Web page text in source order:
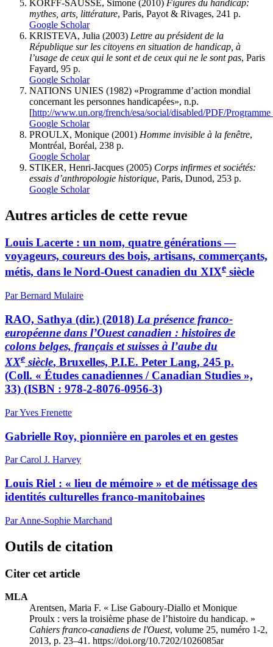
KORFF-SAUSSE, Simone (2010) Figures du handicap:
mythes, arts, littérature, Paris, Payot & Rivages, 241 p.
Google Scholar
KRISTEVA, Julia (2003) Lettre au président de la
République sur les citoyens en situation de handicap, à
l’usage de ceux qui le sont et de ceux qui ne le sont pas, Paris
Fayard, 95 p.
Google Scholar
NATIONS UNIES (1982) «Programme d’action mondial
concernant les personnes handicapées», n.p.
[http://www.un.org/french/esa/social/disabled/PDF/
Google Scholar
PROULX, Monique (2001) Homme invisible à la fenêtre,
Montréal, Boréal, 238 p.
Google Scholar
STIKER, Henri-Jacques (2005) Corps infirmes et sociétés:
essais d’anthropologie historique, Paris, Dunod, 253 p.
Google Scholar
Autres articles de cette revue
Louis Lacerte : un nom, quatre générations —
voyageurs, coureurs des bois, artisans, commerçants,
métis, dans le Nord-Ouest canadien du XIXe siècle
Par Bernard Mulaire
RAO, Sathya (dir.) (2018) La présence franco-
européenne dans l’Ouest canadien : histoires de
colons belges, français et suisses à l’aube du
XXe siècle, Bruxelles, P.I.E. Peter Lang, 245 p.
(Coll. « Études canadiennes / Canadian Studies »,
33) (ISBN : 978-2-8076-0956-3)
Par Yves Frenette
Gabrielle Roy, pionnière en paroles et en gestes
Par Carol J. Harvey
Louis Riel : « lieu de mémoire » et de métissage des
identités culturelles franco-manitobaines
Par Anne-Sophie Marchand
Outils de citation
Citer cet article
MLA
Arentsen, Maria F. « Lise Gaboury-Diallo et Monique
Proulx : vers la troisième phase de l’histoire du handicap. »
Cahiers franco-canadiens de l'Ouest, volume 25, numéro 1-2,
2013, p. 23–41. https://doi.org/10.7202/1026085ar